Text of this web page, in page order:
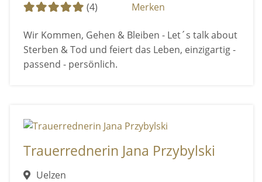
(4)
Merken
Wir Kommen, Gehen & Bleiben - Let´s talk about
Sterben & Tod und feiert das Leben, einzigartig -
passend - persönlich.
Trauerrednerin Jana Przybylski
Uelzen